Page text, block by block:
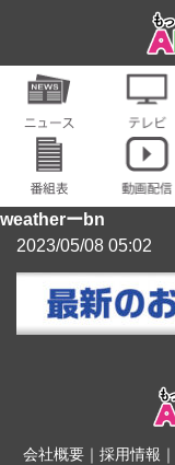
weatherーbn
2023/05/08 05:02
会社概要｜ 採用情報 ｜